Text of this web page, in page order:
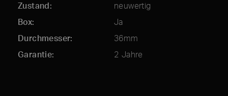
Zustand
neuwertig
Box
Ja
Durchmesser
36mm
Garantie
2 Jahre